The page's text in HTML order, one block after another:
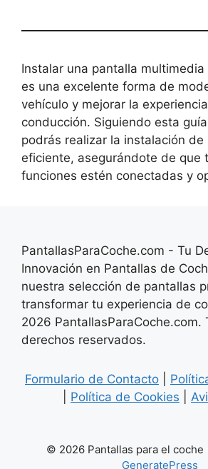
Instalar una pantalla
es una excelente forma de
vehículo y mejorar la
conducción. Siguiendo esta
podrás realizar la instalación de
eficiente, asegurándote de que
funciones estén conectadas y
PantallasParaCoche.com - Tu
Innovación en Pantallas de
nuestra selección de pantallas
transformar tu experiencia de
2026 PantallasParaCoche.com.
derechos reservados.
Formulario de Contacto
Política de Cookies
© 2026 Pantallas para el coche
GeneratePress